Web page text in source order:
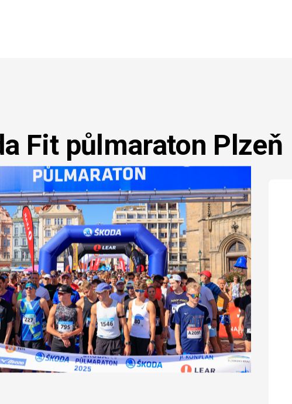
Fit půlmaraton Plzeň